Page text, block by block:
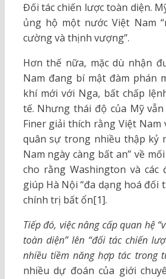
Đối tác chiến lược toàn diện.
ủng hộ một nước Việt Nam
cường và thịnh vượng”.
Hơn thế nữa, mặc dù nhận
Nam đang bí mật đàm phán
khí mới với Nga, bất chấp
tế. Nhưng thái độ của Mỹ vẫn
Finer giải thích rằng Việt Nam
quân sự trong nhiều thập kỷ
Nam ngày càng bất an” về
cho rằng Washington và các
giúp Hà Nội “đa dạng hoá đối
chính trị bất ổn[1].
Tiếp đó, việc nâng cấp quan hệ
toàn diện” lên “đối tác chiến
nhiều tiềm năng hợp tác trong
nhiều dự đoán của giới